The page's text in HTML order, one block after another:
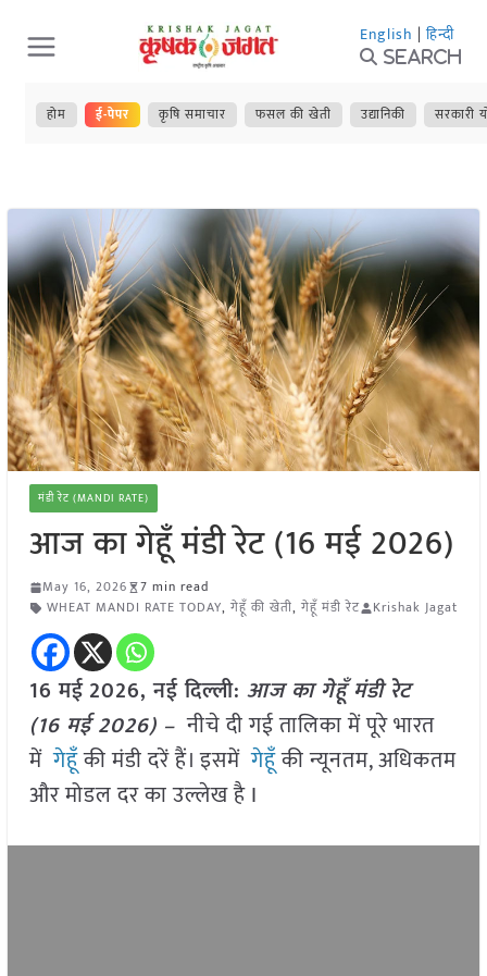
Skip
to
content
English | हिन्दी
Search
होम ई-पेपर कृषि समाचार फसल की खेती उद्यानिकी सरकारी
मंडी रेट (MANDI RATE)
आज का गेहूँ मंडी रेट (16 मई 2026)
May 16, 2026
7 min read
WHEAT MANDI RATE TODAY, गेहूँ की खेती, गेहूँ मंडी रेट Krishak Jagat
16 मई2026, नई दिल्ली: आज का गेहूँ मंडी रेट
(16 मई2026) – नीचे दी गई तालिका में पूरे भारत
में गेहूँकी मंडी दरें हैं। इसमें गेहूँकी न्यूनतम, अधिकतम
और मोडल दर का उल्लेख है I